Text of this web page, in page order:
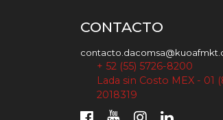
CONTACTO
+ 52 (55) 5726-8200
Lada sin Costo MEX - 01
2018319